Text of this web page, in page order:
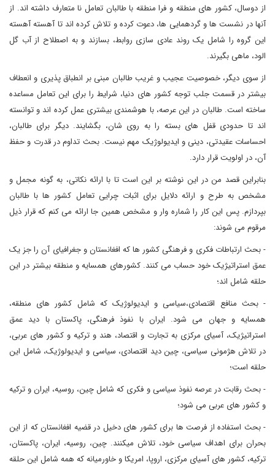
از دوسال، کشور های منطقه و فرا منطقه با طالبان تعامل نا متعارف داشته اند. از
آنها در نشست ها و گردهمایی ها، دعوت کرده و تلاش کرده اند تا آهسته آهسته
این گروه را شامل یک روند عادی سازی روابط، بسازند و به اصطلاح از آب گل
الود، ماهی بگیرند.
از سوی دیگر، خصوصیت عجیب و غریب طالبان مبنی بر انطباق پذیری و انعطاف
بیشتر در قسمت جلب توجه کشور های دنیا، شرایط را برای این تعامل مساعده
ساخته است. طالبان در این عرصه، با هوشمندی بیشتری عمل کرده اند و توانسته
اند تا حدودی قفل های بسته را به روی شان، بگشایند. دیگر برای طالبان،
احساسات عقیدتی، دینی و ایدیولوژیک مهم نیست. بحث تداوم در قدرت و حفظ
آن، در اولویت قرار دارد.
بنابراین قصد من در این نوشته بر این است تا با ارائه نکاتی، به گونه مجمل و
مشخص به طرح و ارائه دلایل برای اثبات چرایی تعامل کشور ها با طالبان
بپردازم. پس این کار را شماره وار و مشخص همین جا ارائه می کنم که قرار ذیل
مرقوم می شوند:
- بحث ارتباطات فکری و فرهنگی کشور ها که افغانستان و جغرافیای آن را جز یک
عمق استراتیژیک خود حساب می کنند. کشورهای همسایه و منطقه بیشتر در این
حلقه شامل اند؛
- بحث منافع اقتصادی،سیاسی و ایدیولوژیک که شامل کشور های منطقه،
همسایه و جهان می شود. ایران با نفوذ فرهنگی، پاکستان با دید عمق
استراتیژیک، آسیای مرکزی به تجارت و اقتصاد، هند و ترکیه و کشور های عربی،
در تلاش هژمونی سیاسی، چین دید اقتصادی، سیاسی و ایدیولوژیک، شامل این
حلقه است؛
- بحث رقابت در عرصه نفوذ سیاسی و فکری که شامل چین، روسیه، ایران و ترکیه
و کشور های عربی می شود؛
- بحث استفاده از فرصت ها برای کشور های دخیل در قضیه افغانستان که از این
بحران برای اهداف سیاسی خود، تلاش میکنند. چین، روسیه، ایران، پاکستان،
ترکیه، کشور های آسیای مرکزی، اروپا، امریکا و خاورمیانه که همه شامل این حلقه